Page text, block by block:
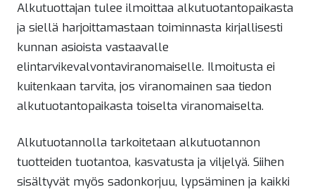
Alkutuottajan tulee ilmoittaa alkutuotantopaikasta
ja siellä harjoittamastaan toiminnasta kirjallisesti
kunnan asioista vastaavalle
elintarvikevalvontaviranomaiselle. Ilmoitusta ei
kuitenkaan tarvita, jos viranomainen saa tiedon
alkutuotantopaikasta toiselta viranomaiselta.
Alkutuotannolla tarkoitetaan alkutuotannon
tuotteiden tuotantoa, kasvatusta ja viljelyä. Siihen
sisältyvät myös sadonkorjuu, lypsäminen ja kaikki